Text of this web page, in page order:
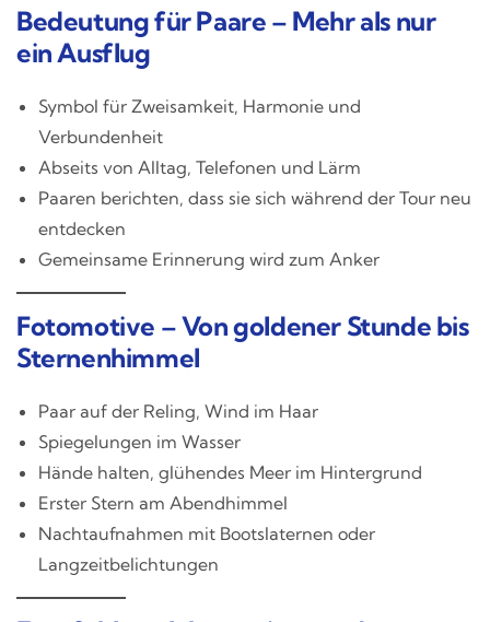
Bedeutung für Paare – Mehr als nur
ein Ausflug
Symbol für Zweisamkeit, Harmonie und
Verbundenheit
Abseits von Alltag, Telefonen und Lärm
Paaren berichten, dass sie sich während der Tour neu
entdecken
Gemeinsame Erinnerung wird zum Anker
Fotomotive – Von goldener Stunde bis
Sternenhimmel
Paar auf der Reling, Wind im Haar
Spiegelungen im Wasser
Hände halten, glühendes Meer im Hintergrund
Erster Stern am Abendhimmel
Nachtaufnahmen mit Bootslaternen oder
Langzeitbelichtungen